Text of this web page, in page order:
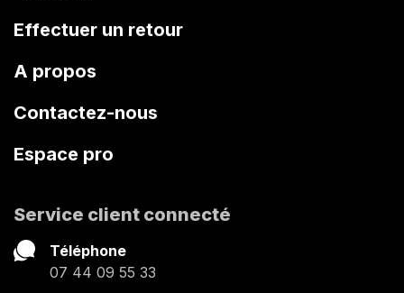
Effectuer un retour
A propos
Contactez-nous
Espace pro
Service client connecté
Téléphone
07 44 09 55 33